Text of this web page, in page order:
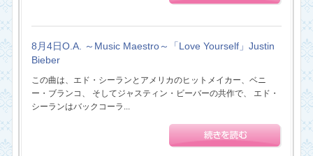
8月4日O.A. ～Music Maestro～「Love Yourself」Justin
Bieber
この曲は、エド・シーランとアメリカのヒットメイカー、ベニ
ー・ブランコ、 そしてジャスティン・ビーバーの共作で、 エド・
シーランはバックコーラ...